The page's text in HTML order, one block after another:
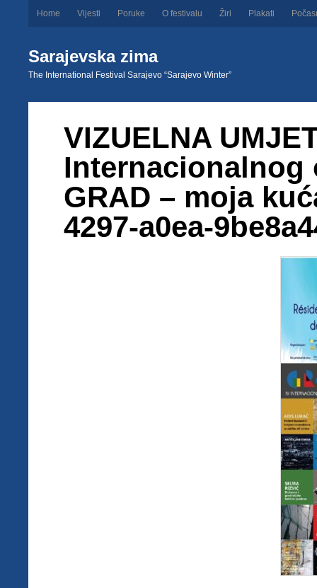
Home Vijesti Poruke O festivalu Žiri Plakati
Sarajevska zima
The International Festival Sarajevo “Sarajevo Winter”
VIZUELNA
Internacionalnog
GRAD – moja
4297-a0ea-